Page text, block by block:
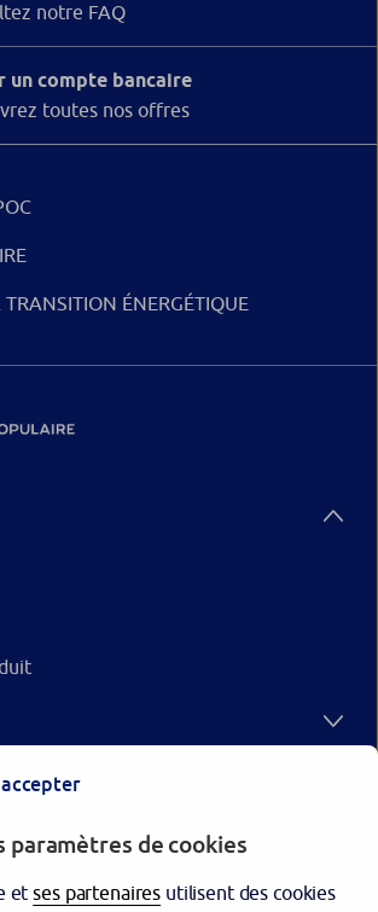
notre FAQ
un compte bancaire
toutes nos offres
ÉNERGÉTIQUE
paramètres de cookies
etses partenaires utilisent des cookies